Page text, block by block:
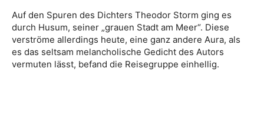
Auf den Spuren des Dichters Theodor Storm ging es
durch Husum, seiner „grauen Stadt am Meer“. Diese
verströme allerdings heute, eine ganz andere Aura, als
es das seltsam melancholische Gedicht des Autors
vermuten lässt, befand die Reisegruppe einhellig.